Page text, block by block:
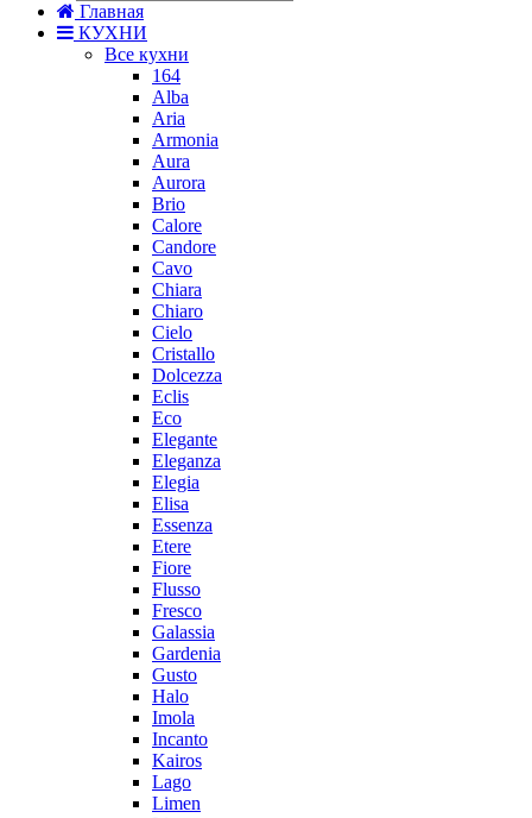
Главная
КУХНИ
Все кухни
164
Alba
Aria
Armonia
Aura
Aurora
Brio
Calore
Candore
Cavo
Chiara
Chiaro
Cielo
Cristallo
Dolcezza
Eclis
Eco
Elegante
Eleganza
Elegia
Elisa
Essenza
Etere
Fiore
Flusso
Fresco
Galassia
Gardenia
Gusto
Halo
Imola
Incanto
Kairos
Lago
Limen